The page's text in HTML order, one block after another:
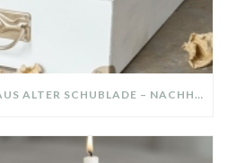
DIY-DEKO-TABLETT AUS ALTER SCHUBLADE – NACHHALTIGE HERBSTDEKO SELBER MACHEN!